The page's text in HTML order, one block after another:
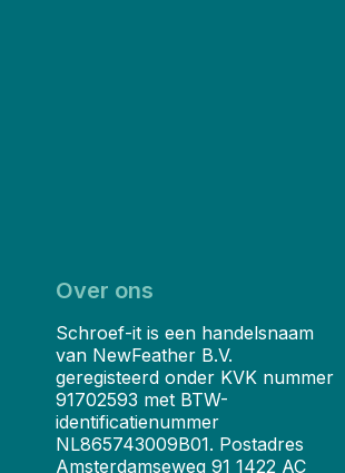
Over ons
Schroef-it is een handelsnaam
van NewFeather B.V.
geregisteerd onder KVK nummer
91702593 met BTW-
identificatienummer
NL865743009B01. Postadres
Amsterdamseweg 91 1422 AC